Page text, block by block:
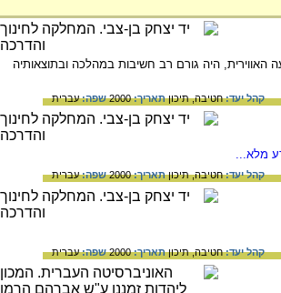
היה גורם רב חשיבות במהלכה ובתוצאותיה
קהל יעד:חטיבה,תיכוןתאריך:2000 שפה:עברית
מלא...
קהל יעד:חטיבה,תיכוןתאריך:2000 שפה:עברית
קהל יעד:חטיבה,תיכוןתאריך:2000 שפה:עברית